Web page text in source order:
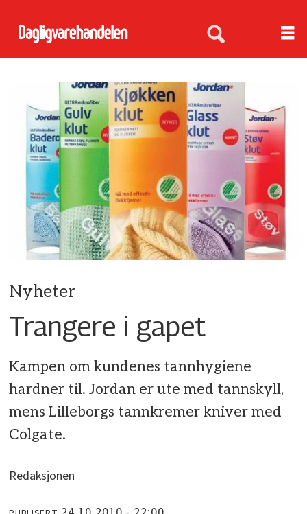
Nyheter
Trangere i gapet
Kampen om kundenes tannhygiene
hardner til. Jordan er ute med tannskyll,
mens Lilleborgs tannkremer kniver med
Colgate.
Redaksjonen